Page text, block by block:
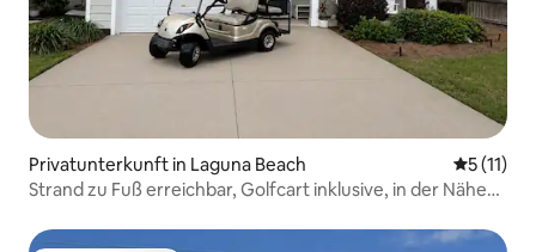
Privatunterkunft in Laguna Beach
5 (11)
Strand zu Fuß erreichbar, Golfcart inklusive, in der Nähe